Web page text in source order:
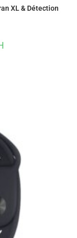
XL & Détection